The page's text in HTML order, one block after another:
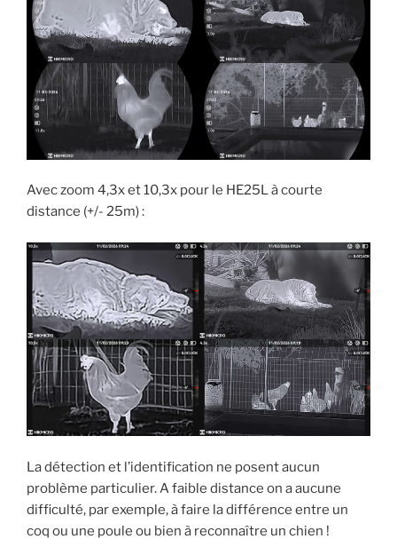
Avec zoom 4,3x et 10,3x pour le HE25L à courte
distance (+/- 25m) :
La détection et l’identification ne posent aucun
problème particulier. A faible distance on a aucune
difficulté, par exemple, à faire la différence entre un
coq ou une poule ou bien à reconnaître un chien !